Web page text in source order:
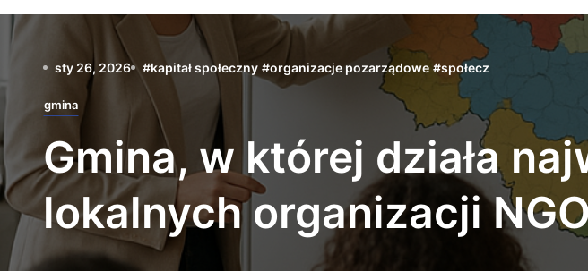
sty 26, 2026 #kapitał społeczny #organizacje pozarządowe #społecz
gmina
Gmina, w której działa
lokalnych organizacji